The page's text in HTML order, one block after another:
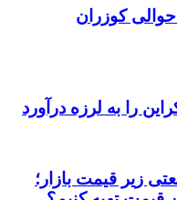
جوشکاری، کیفیت
تیم ملی شد/